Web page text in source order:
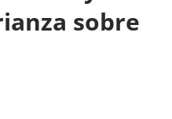
sobre